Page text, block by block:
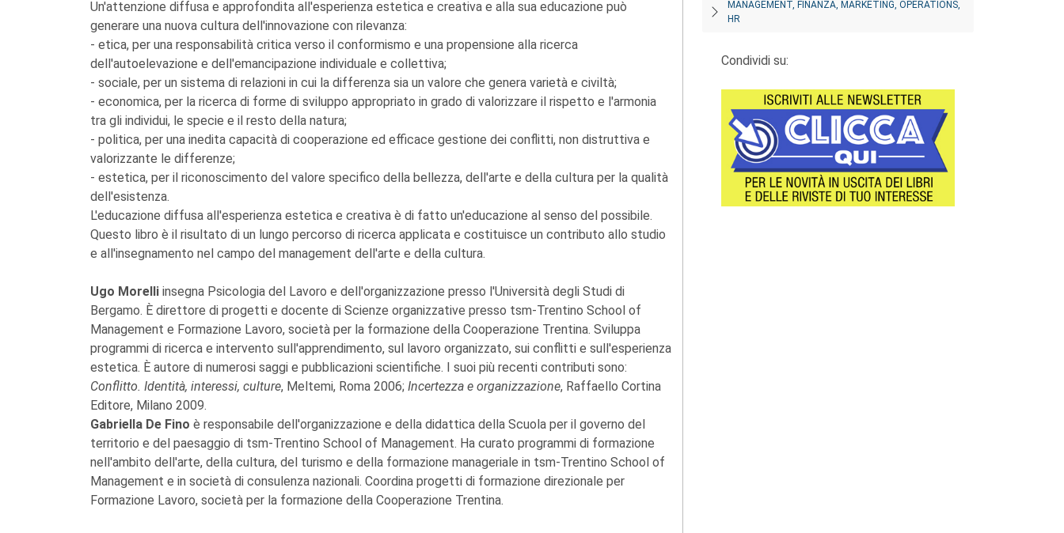
Un'attenzione diffusa e approfondita all'esperienza estetica e creativa e alla sua educazione può
generare una nuova cultura dell'innovazione con rilevanza:
- etica, per una responsabilità critica verso il conformismo e una propensione alla ricerca
dell'autoelevazione e dell'emancipazione individuale e collettiva;
- sociale, per un sistema di relazioni in cui la differenza sia un valore che genera varietà e civiltà;
- economica, per la ricerca di forme di sviluppo appropriato in grado di valorizzare il rispetto e l'armonia
tra gli individui, le specie e il resto della natura;
- politica, per una inedita capacità di cooperazione ed efficace gestione dei conflitti, non distruttiva e
valorizzante le differenze;
- estetica, per il riconoscimento del valore specifico della bellezza, dell'arte e della cultura per la qualità
dell'esistenza.
L'educazione diffusa all'esperienza estetica e creativa è di fatto un'educazione al senso del possibile.
Questo libro è il risultato di un lungo percorso di ricerca applicata e costituisce un contributo allo studio
e all'insegnamento nel campo del management dell'arte e della cultura.
Ugo Morelli insegna Psicologia del Lavoro e dell'organizzazione presso l'Università degli Studi di
Bergamo. È direttore di progetti e docente di Scienze organizzative presso tsm-Trentino School of
Management e Formazione Lavoro, società per la formazione della Cooperazione Trentina. Sviluppa
programmi di ricerca e intervento sull'apprendimento, sul lavoro organizzato, sui conflitti e sull'esperienza
estetica. È autore di numerosi saggi e pubblicazioni scientifiche. I suoi più recenti contributi sono:
Conflitto. Identità, interessi, culture, Meltemi, Roma 2006; Incertezza e organizzazione, Raffaello Cortina
Editore, Milano 2009.
Gabriella De Fino è responsabile dell'organizzazione e della didattica della Scuola per il governo del
territorio e del paesaggio di tsm-Trentino School of Management. Ha curato programmi di formazione
nell'ambito dell'arte, della cultura, del turismo e della formazione manageriale in tsm-Trentino School of
Management e in società di consulenza nazionali. Coordina progetti di formazione direzionale per
Formazione Lavoro, società per la formazione della Cooperazione Trentina.
MANAGEMENT, FINANZA, MARKETING, OPERATIONS,
HR
Condividi su: